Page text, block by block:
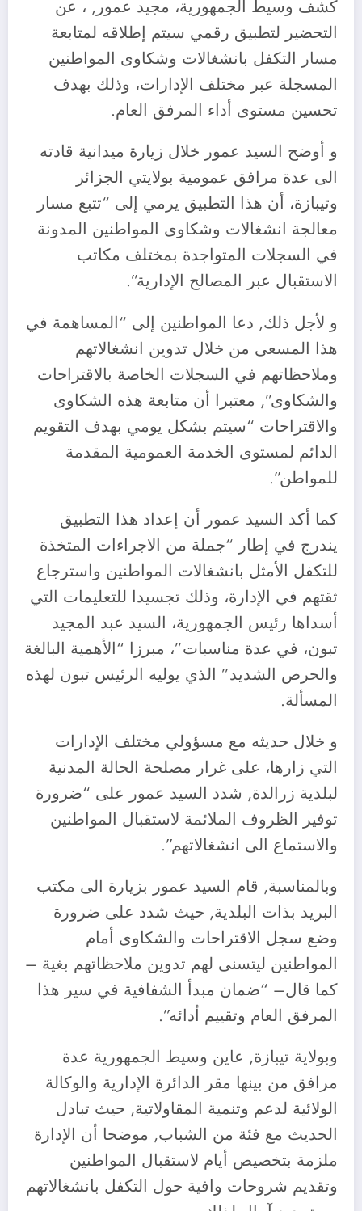
كشف وسيط الجمهورية، مجيد عمور, ، عن
التحضير لتطبيق رقمي سيتم إطلاقه لمتابعة
مسار التكفل بانشغالات وشكاوى المواطنين
المسجلة عبر مختلف الإدارات، وذلك بهدف
تحسين مستوى أداء المرفق العام.
و أوضح السيد عمور خلال زيارة ميدانية قادته
الى عدة مرافق عمومية بولايتي الجزائر
وتيبازة، أن هذا التطبيق يرمي إلى “تتبع مسار
معالجة انشغالات وشكاوى المواطنين المدونة
في السجلات المتواجدة بمختلف مكاتب
الاستقبال عبر المصالح الإدارية”.
و لأجل ذلك, دعا المواطنين إلى “المساهمة في
هذا المسعى من خلال تدوين انشغالاتهم
وملاحظاتهم في السجلات الخاصة بالاقتراحات
والشكاوى”, معتبرا أن متابعة هذه الشكاوى
والاقتراحات “سيتم بشكل يومي بهدف التقويم
الدائم لمستوى الخدمة العمومية المقدمة
للمواطن”.
كما أكد السيد عمور أن إعداد هذا التطبيق
يندرج في إطار “جملة من الاجراءات المتخذة
للتكفل الأمثل بانشغالات المواطنين واسترجاع
ثقتهم في الإدارة، وذلك تجسيدا للتعليمات التي
أسداها رئيس الجمهورية، السيد عبد المجيد
تبون، في عدة مناسبات”، مبرزا “الأهمية البالغة
والحرص الشديد” الذي يوليه الرئيس تبون لهذه
المسألة.
و خلال حديثه مع مسؤولي مختلف الإدارات
التي زارها، على غرار مصلحة الحالة المدنية
لبلدية زرالدة, شدد السيد عمور على “ضرورة
توفير الظروف الملائمة لاستقبال المواطنين
والاستماع الى انشغالاتهم”.
وبالمناسبة, قام السيد عمور بزيارة الى مكتب
البريد بذات البلدية, حيث شدد على ضرورة
وضع سجل الاقتراحات والشكاوى أمام
المواطنين ليتسنى لهم تدوين ملاحظاتهم بغية –
كما قال– “ضمان مبدأ الشفافية في سير هذا
المرفق العام وتقييم أدائه”.
وبولاية تيبازة, عاين وسيط الجمهورية عدة
مرافق من بينها مقر الدائرة الإدارية والوكالة
الولائية لدعم وتنمية المقاولاتية, حيث تبادل
الحديث مع فئة من الشباب, موضحا أن الإدارة
ملزمة بتخصيص أيام لاستقبال المواطنين
وتقديم شروحات وافية حول التكفل بانشغالاتهم